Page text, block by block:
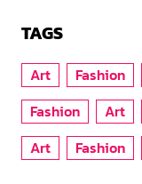
TAGS
Art Fashion
Fashion
Art
Art
Fashion